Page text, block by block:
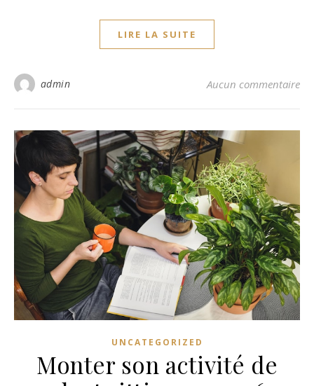
LIRE LA SUITE
admin Aucun commentaire
UNCATEGORIZED
Monter son activité de